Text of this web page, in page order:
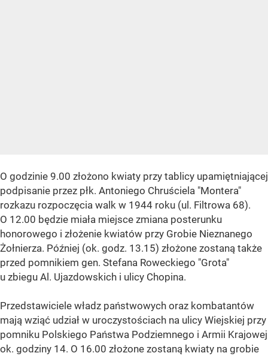
O godzinie 9.00 złożono kwiaty przy tablicy upamiętniającej
podpisanie przez płk. Antoniego Chruściela "Montera"
rozkazu rozpoczęcia walk w 1944 roku (ul. Filtrowa 68).
O 12.00 będzie miała miejsce zmiana posterunku
honorowego i złożenie kwiatów przy Grobie Nieznanego
Żołnierza. Później (ok. godz. 13.15) złożone zostaną także
przed pomnikiem gen. Stefana Roweckiego "Grota"
u zbiegu Al. Ujazdowskich i ulicy Chopina.
Przedstawiciele władz państwowych oraz kombatantów
mają wziąć udział w uroczystościach na ulicy Wiejskiej przy
pomniku Polskiego Państwa Podziemnego i Armii Krajowej
ok. godziny 14. O 16.00 złożone zostaną kwiaty na grobie